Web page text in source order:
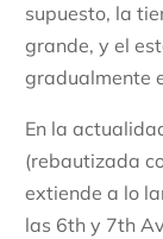
supuesto, la
grande, y el
gradualmente
En la
(rebautizada
extiende a lo
las 6th y 7th